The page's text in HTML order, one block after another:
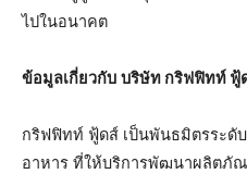
ไปในอนาคต
ข้อมูลเกี่ยวกับ บริษัท กริฟฟิทท์ ฟู
กริฟฟิทท์ ฟู้ดส์ เป็นพันธมิตรระ
อาหาร ที่ให้บริการพัฒนาผลิตภั